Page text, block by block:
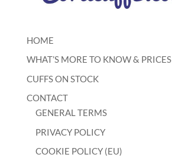
HOME
WHAT’S MORE TO KNOW & PRICES
CUFFS ON STOCK
CONTACT
GENERAL TERMS
PRIVACY POLICY
COOKIE POLICY (EU)